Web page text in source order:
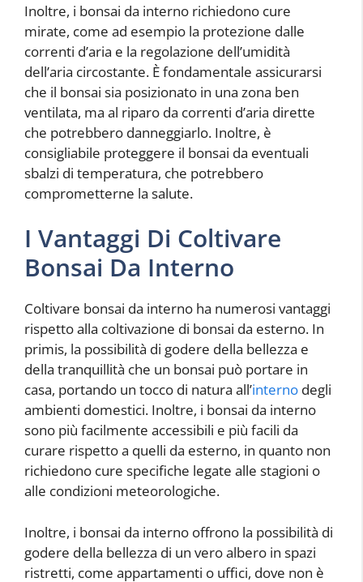
Inoltre, i bonsai da interno richiedono cure
mirate, come ad esempio la protezione dalle
correnti d’aria e la regolazione dell’umidità
dell’aria circostante. È fondamentale assicurarsi
che il bonsai sia posizionato in una zona ben
ventilata, ma al riparo da correnti d’aria dirette
che potrebbero danneggiarlo. Inoltre, è
consigliabile proteggere il bonsai da eventuali
sbalzi di temperatura, che potrebbero
comprometterne la salute.
I Vantaggi Di Coltivare
Bonsai Da Interno
Coltivare bonsai da interno ha numerosi vantaggi
rispetto alla coltivazione di bonsai da esterno. In
primis, la possibilità di godere della bellezza e
della tranquillità che un bonsai può portare in
casa, portando un tocco di natura all’interno degli
ambienti domestici. Inoltre, i bonsai da interno
sono più facilmente accessibili e più facili da
curare rispetto a quelli da esterno, in quanto non
richiedono cure specifiche legate alle stagioni o
alle condizioni meteorologiche.
Inoltre, i bonsai da interno offrono la possibilità di
godere della bellezza di un vero albero in spazi
ristretti, come appartamenti o uffici, dove non è